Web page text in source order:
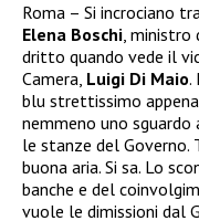
Roma – Si incrociano
Elena Boschi, ministro
dritto quando vede il
Camera, Luigi Di Maio.
blu strettissimo
nemmeno uno
le stanze del
buona aria. Si sa. Lo
banche e del
vuole le dimissioni dal